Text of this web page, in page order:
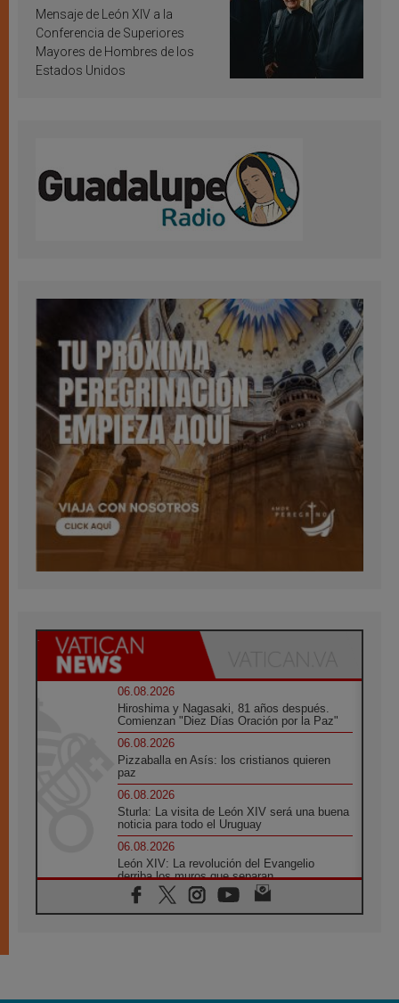
inspiración y santificación
Mensaje de León XIV a la
Conferencia de Superiores
Mayores de Hombres de los
Estados Unidos
06.08.2026
Hiroshima y Nagasaki, 81 años después.
Comienzan "Diez Días Oración por la Paz"
06.08.2026
Pizzaballa en Asís: los cristianos quieren
paz
06.08.2026
Sturla: La visita de León XIV será una buena
noticia para todo el Uruguay
06.08.2026
León XIV: La revolución del Evangelio
derriba los muros que separan
06.08.2026
La Iglesia en Ceuta: caridad y esperanza